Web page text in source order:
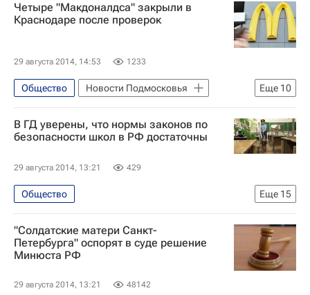
Европа
Весь мир
McDonald's Corporation
Четыре "Макдоналдса" закрыли в
Краснодаре после проверок
29 августа 2014, 14:53 1233
Еще 10
Общество
Новости Подмосковья
Ставропольский край
Краснодарский край
Южный ФО
Федеральная служба по надзору в сфере защиты прав потребителей и благополучия человека (Роспотребнадзор)
McDonald's Corporation
Россия
В ГД уверены, что нормы законов по
безопасности школ в РФ достаточны
29 августа 2014, 13:21 429
Еще 15
Общество
Республика Северная Осетия - Алания
Северо-Кавказский ФО
Весь мир
Правобережный район
"Солдатские матери Санкт-
Петербурга" оспорят в суде решение
Минюста РФ
29 августа 2014, 13:21 48142